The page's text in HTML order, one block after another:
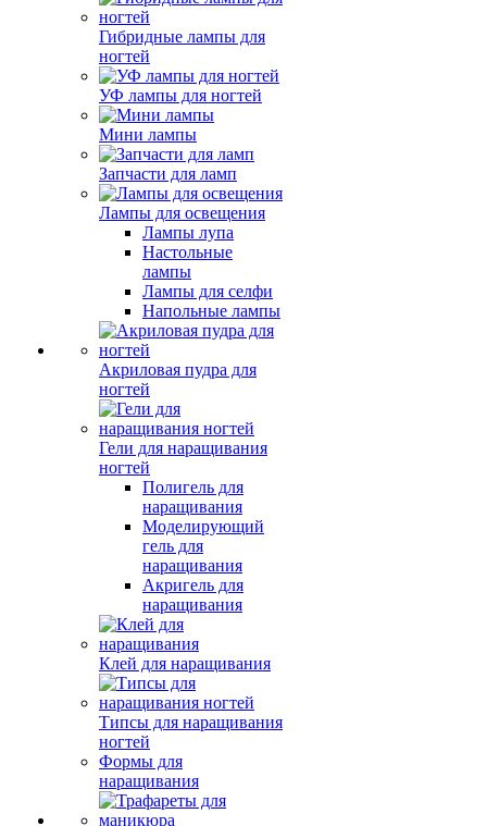
Гибридные лампы для
ногтей
УФ лампы для ногтей
Мини лампы
Запчасти для ламп
Лампы для освещения
Лампы лупа
Настольные
лампы
Лампы для селфи
Напольные лампы
Акриловая пудра для
ногтей
Гели для наращивания
ногтей
Полигель для
наращивания
Моделирующий
гель для
наращивания
Акригель для
наращивания
Клей для наращивания
Типсы для наращивания
ногтей
Формы для
наращивания